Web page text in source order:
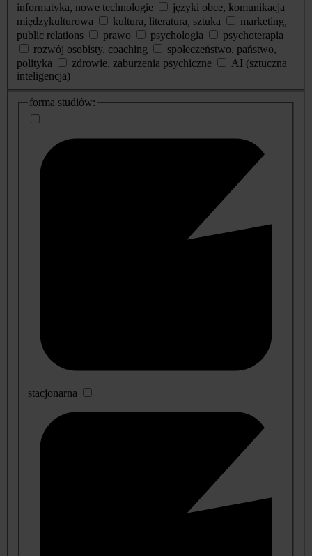
informatyka, nowe technologie
języki obce, komunikacja
międzykulturowa
kultura, literatura, sztuka
marketing,
public relations
prawo psychologia
psychoterapia
rozwój osobisty, coaching
społeczeństwo, państwo,
polityka
zdrowie, zaburzenia psychiczne
AI (sztuczna
inteligencja)
dodatkowe
informacje
forma studiów:
stacjonarna